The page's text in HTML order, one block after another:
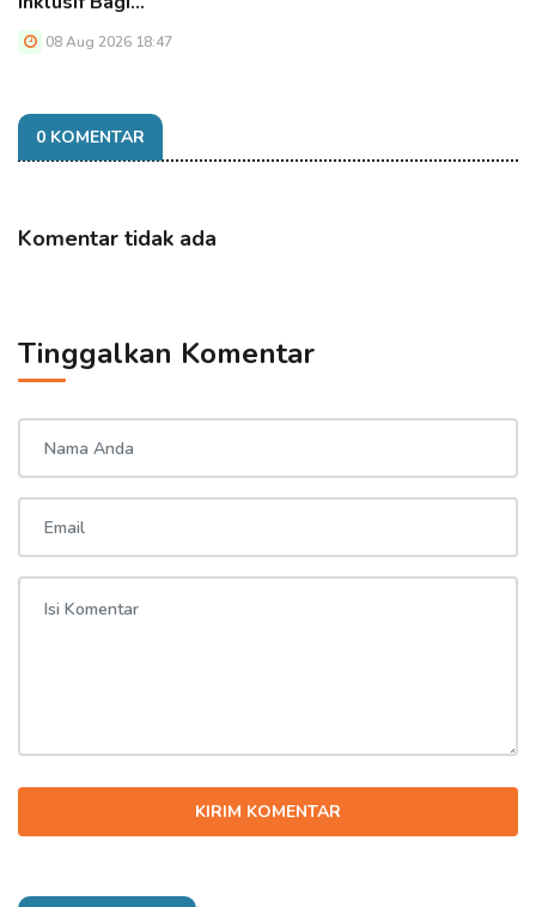
08 Aug 2026 18:47
0 KOMENTAR
Komentar tidak ada
Tinggalkan Komentar
KIRIM KOMENTAR